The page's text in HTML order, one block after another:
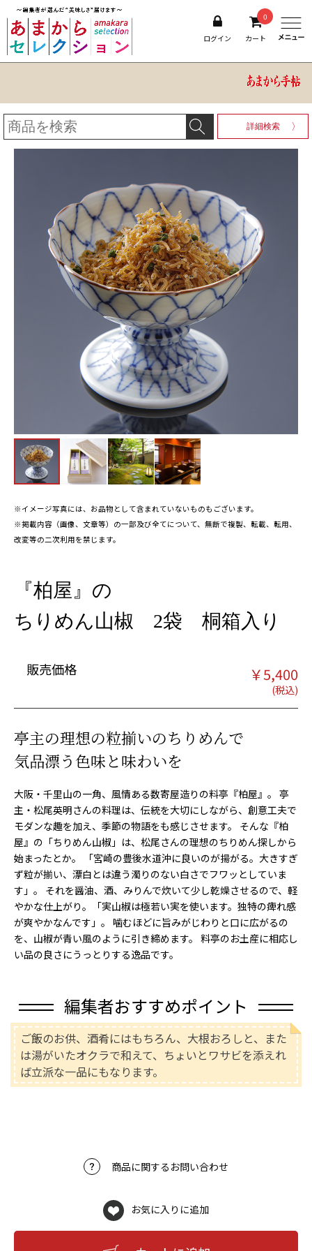
ログイン
0
カート
詳細検索
※イメージ写真には、お品物として含まれていないものもございます。
※掲載内容（画像、文章等）の一部及び全てについて、無断で複製、転載、転用、
改変等の二次利用を禁じます。
『柏屋』の
ちりめん山椒 2袋 桐箱入り
販売価格 ￥5,400
亭主の理想の粒揃いのちりめんで
気品漂う色味と味わいを
大阪・千里山の一角、風情ある数寄屋造りの料亭『柏屋』。 亭
主・松尾英明さんの料理は、伝統を大切にしながら、創意工夫で
モダンな趣を加え、季節の物語をも感じさせます。 そんな『柏
屋』の「ちりめん山椒」は、松尾さんの理想のちりめん探しから
始まったとか。 「宮崎の豊後水道沖に良いのが揚がる。大きすぎ
ず粒が揃い、漂白とは違う濁りのない白さでフワッとしていま
す」。 それを醤油、酒、みりんで炊いて少し乾燥させるので、軽
やかな仕上がり。「実山椒は極若い実を使います。独特の痺れ感
が爽やかなんです」。 噛むほどに旨みがじわりと口に広がるの
を、山椒が青い風のように引き締めます。 料亭のお土産に相応し
い品の良さにうっとりする逸品です。
編集者おすすめポイント
ご飯のお供、酒肴にはもちろん、大根おろしと、また
は湯がいたオクラで和えて、ちょいとワサビを添えれ
ば立派な一品にもなります。
商品に関するお問い合わせ
お気に入りに追加